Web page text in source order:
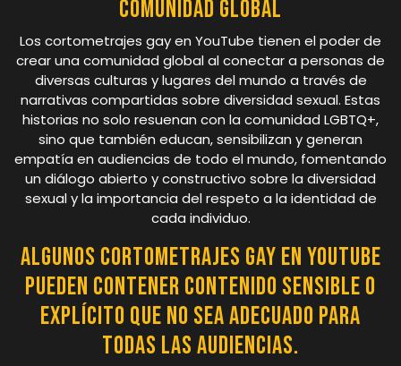
Comunidad global
Los cortometrajes gay en YouTube tienen el poder de
crear una comunidad global al conectar a personas de
diversas culturas y lugares del mundo a través de
narrativas compartidas sobre diversidad sexual. Estas
historias no solo resuenan con la comunidad LGBTQ+,
sino que también educan, sensibilizan y generan
empatía en audiencias de todo el mundo, fomentando
un diálogo abierto y constructivo sobre la diversidad
sexual y la importancia del respeto a la identidad de
cada individuo.
Algunos cortometrajes gay en YouTube
pueden contener contenido sensible o
explícito que no sea adecuado para
todas las audiencias.